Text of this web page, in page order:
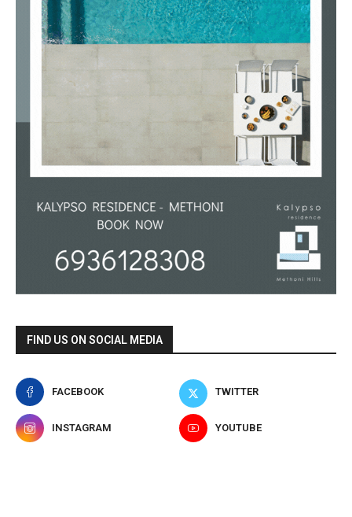
FIND US ON SOCIAL MEDIA
FACEBOOK TWITTER
INSTAGRAM YOUTUBE